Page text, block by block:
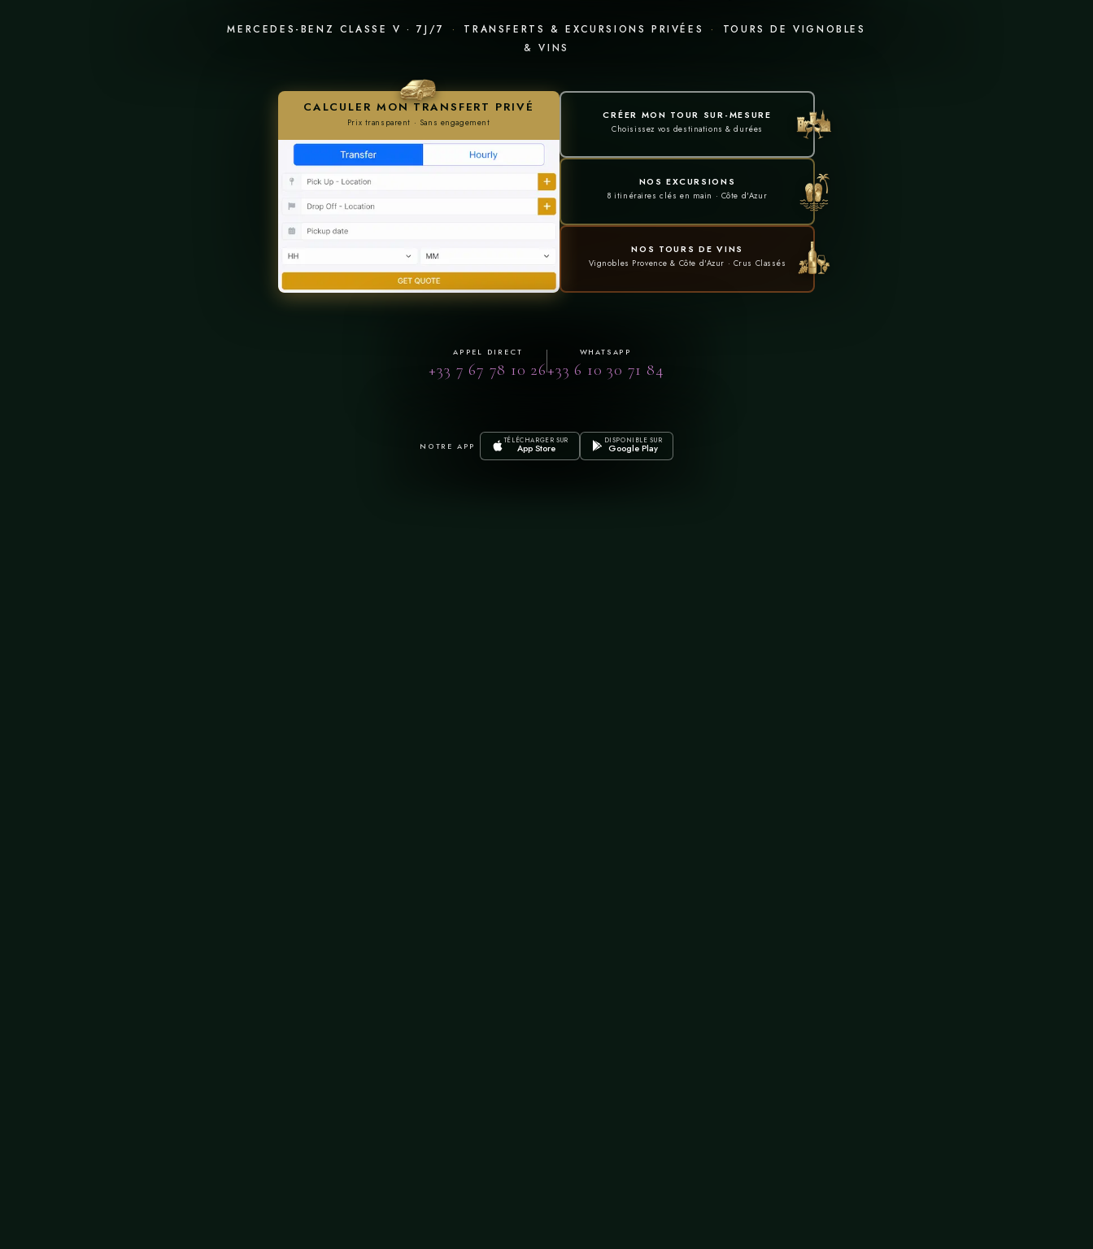
To provide the best experiences, we use technologies like cookies to store and/or
access device information. Consenting to these technologies will allow us to process
data such as browsing behavior or unique IDs on this site. Not consenting or
withdrawing consent, may adversely affect certain features and functions.
Deny View preferences
MERCEDES-BENZ CLASSE V · 7J/7 · TRANSFERTS & EXCURSIONS PRIVÉES ·
TOURS DE VIGNOBLES
& VINS
CALCULER MON TRANSFERT PRIVÉ
Prix transparent · Sans engagement
CRÉER MON TOUR SUR-MESURE
Choisissez vos destinations & durées
NOS EXCURSIONS
8 itinéraires clés en main · Côte d'Azur
NOS TOURS DE VINS
Vignobles Provence & Côte d'Azur · Crus Classés
APPEL DIRECT
+33 7 67 78 10 26
WHATSAPP
+33 6 10 30 71 84
NOTRE APP TÉLÉCHARGER SUR
App Store
DISPONIBLE SUR
Google Play